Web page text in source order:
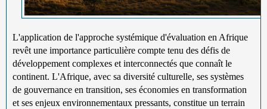
L'application de l'approche systémique d'évaluation en Afrique
revêt une importance particulière compte tenu des défis de
développement complexes et interconnectés que connaît le
continent. L'Afrique, avec sa diversité culturelle, ses systèmes
de gouvernance en transition, ses économies en transformation
et ses enjeux environnementaux pressants, constitue un terrain